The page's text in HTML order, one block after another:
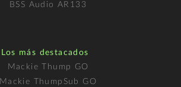
BSS Audio AR133
Los más destacados
Mackie Thump GO
Mackie ThumpSub GO